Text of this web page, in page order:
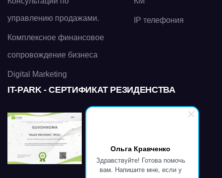
Ольга Кравченко
Здравствуйте! Готова помочь
вам. Напишите мне, если у
управлению продажами.
Комплексное финансовое
сопровождение бизнеса
Digital Marketing
IP телефония
IT-PARK - СЕРТИФИКАТ РЕЗИДЕНСТВА